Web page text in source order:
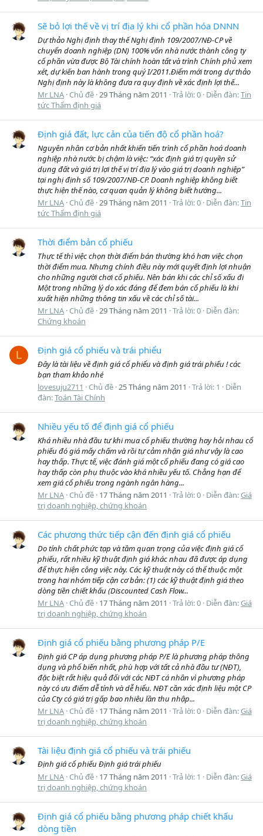
Sẽ bỏ lợi thế về vị trí địa lý khi cổ phần hóa DNNN
Dự thảo Nghị định thay thế Nghị định 109/2007/NĐ-CP về
chuyển doanh nghiệp (DN) 100% vốn nhà nước thành công ty
cổ phần vừa được Bộ Tài chính hoàn tất và trình Chính phủ xem
xét, dự kiến ban hành trong quý I/2011.Điểm mới trong dự thảo
Nghị định này là không đưa ra quy định về xác định lợi thế...
Mr LNA Chủ đề 29 Tháng năm 2011 Trả lời: 0 Diễn đàn:Tin
tức Thẩm định giá
Định giá đất, lực cản của tiến độ cổ phần hoá?
Nguyên nhân cơ bản nhất khiến tiến trình cổ phần hoá doanh
nghiệp nhà nước bị chậm là việc: “xác định giá trị quyền sử
dụng đất và giá trị lợi thế vị trí địa lý vào giá trị doanh nghiệp”
tại nghị định số 109/2007/NĐ-CP. Doanh nghiệp không biết
thực hiện thế nào, cơ quan quản lý không biết hướng...
Mr LNA Chủ đề 29 Tháng năm 2011 Trả lời: 0 Diễn đàn:Tin
tức Thẩm định giá
Thời điểm bản cổ phiếu
Thực tế thì việc chọn thời điểm bán thường khó hơn việc chọn
thời điểm mua. Nhưng chính điều này mới quyết định lợi nhuận
cho những người chơi cổ phiếu. Nên bán khi các chỉ số xấu đi
Một trong những lý do xác đáng để đem bán cổ phiếu là khi
xuất hiện những thông tin xấu về các chỉ số tài...
Mr LNA Chủ đề 29 Tháng năm 2011 Trả lời: 0 Diễn đàn:
Chứng khoán
L Định giá cổ phiếu và trái phiểu
Đây là tài liệu về định giá cổ phiểu và định giá trái phiếu ! các
bạn tham khảo nhé
lovesuju2711
Chủ đề 25 Tháng năm 2011 Trả lời: 1
Diễn
đàn:Toán Tài Chính
Nhiều yếu tố để định giá cổ phiếu
Khá nhiều nhà đầu tư khi mua cổ phiếu thường hay hỏi nhau cổ
phiếu đó giá mấy chấm và rồi tự cảm nhận giá như vậy là cao
hay thấp. Thực tế, việc đánh giá một cổ phiếu đang có giá cao
hay thấp còn phụ thuộc vào khá nhiều yếu tố. Chẳng hạn để
xem giá cổ phiếu trong ngành ngân hàng...
Mr LNA Chủ đề 17 Tháng năm 2011 Trả lời: 0 Diễn đàn: Giá
trị doanh nghiệp, chứng khoán
Các phương thức tiếp cận đến định giá cổ phiếu
Do tính chất phức tạp và tầm quan trọng của việc định giá cổ
phiếu, rất nhiều kỹ thuật định giá khác nhau đã được áp dụng
để thực hiện công việc này. Các kỹ thuật này có thể thuộc một
trong hai nhóm tiếp cận cơ bản: (1) các kỹ thuật định giá theo
dòng tiền chiết khấu (Discounted Cash Flow...
Mr LNA Chủ đề 17 Tháng năm 2011 Trả lời: 0 Diễn đàn: Giá
trị doanh nghiệp, chứng khoán
Định giá cổ phiếu bằng phương pháp P/E
Định giá CP áp dụng phương pháp P/E là phương pháp thông
dụng và phổ biến nhất, phù hợp với tất cả nhà đầu tư (NĐT),
đặc biệt rất hiệu quả đối với các NĐT cá nhân vì phương pháp
này có ưu điểm dễ tính và dễ hiểu. NĐT cần xác định liệu một CP
của Cty có giá trị gấp bao nhiêu lần thu nhập...
Mr LNA Chủ đề 17 Tháng năm 2011 Trả lời: 0 Diễn đàn: Giá
trị doanh nghiệp, chứng khoán
Tài liệu định giá cổ phiếu và trái phiếu
Định giá cổ phiếu Định giá trái phiếu
Mr LNA Chủ đề 17 Tháng năm 2011 Trả lời: 1 Diễn đàn: Giá
trị doanh nghiệp, chứng khoán
Định giá cổ phiếu bằng phương pháp chiết khấu
dòng tiền